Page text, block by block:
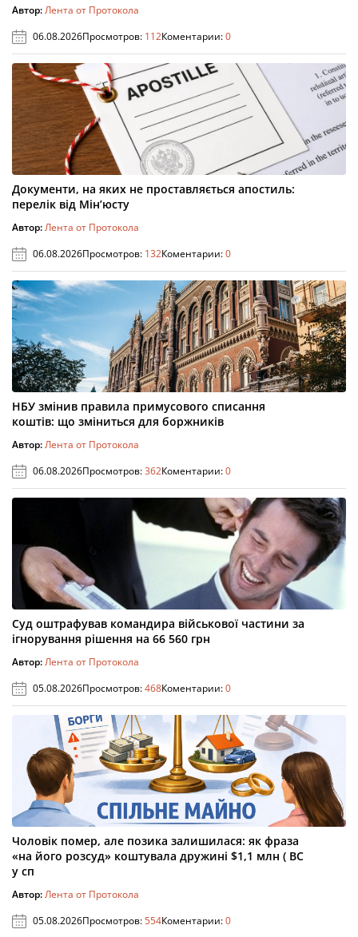
Автор:Лента от Протокола
06.08.2026Просмотров: 112Коментарии:0
Документи, на яких не проставляється апостиль:
перелік від Мін’юсту
Автор:Лента от Протокола
06.08.2026Просмотров: 132Коментарии:0
НБУ змінив правила примусового списання
коштів: що зміниться для боржників
Автор:Лента от Протокола
06.08.2026Просмотров:362Коментарии:0
Суд оштрафував командира військової частини за
ігнорування рішення на 66 560 грн
Автор:Лента от Протокола
05.08.2026Просмотров:468Коментарии:0
Чоловік помер, але позика залишилася: як фраза
«на його розсуд» коштувала дружині $1,1 млн ( ВС
у сп
Автор:Лента от Протокола
05.08.2026Просмотров:554Коментарии:0